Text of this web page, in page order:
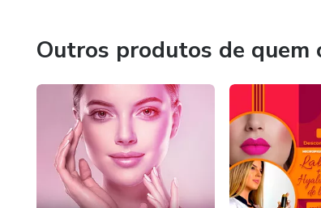
Outros produtos de quem